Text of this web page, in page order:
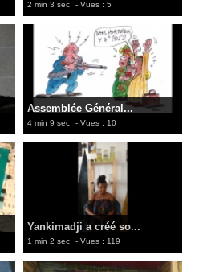
2 min 3 sec - Vues : 5
Assemblée Général...
4 min 9 sec - Vues : 10
Yankimadji a créé so...
1 min 2 sec - Vues : 119